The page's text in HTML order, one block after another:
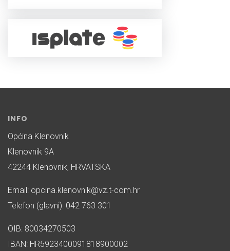
INFO
Općina Klenovnik
Klenovnik 9A
42244 Klenovnik, HRVATSKA
Email: opcina.klenovnik@vz.t-com.hr
Telefon (glavni): 042 763 301
OIB: 80034270503
IBAN: HR5923400091818900002